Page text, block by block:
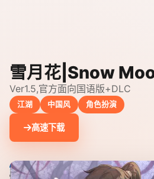
雪月花|Snow
Ver1.5,官方面向国语版+DLC
江湖 中国风 角色扮演
高速下载